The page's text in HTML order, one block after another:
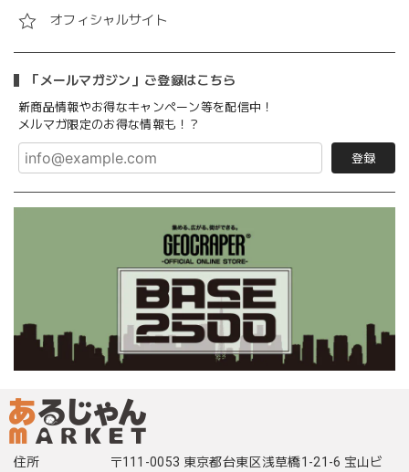
オフィシャルサイト
「メールマガジン」ご登録はこちら
新商品情報やお得なキャンペーン等を配信中！
メルマガ限定のお得な情報も！？
登録
住所
〒111-0053 東京都台東区浅草橋1-21-6 宝山ビ